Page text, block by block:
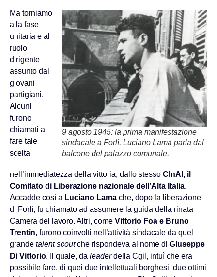
9 agosto 1945: la prima manifestazione
sindacale a Forlì. Luciano Lama parla dal
balcone del palazzo comunale.
Ma torniamo
alla fase
unitaria e al
ruolo
dirigente
assunto dai
giovani
partigiani.
Alcuni
furono
chiamati a
fare tale
scelta,
nell’immediatezza della vittoria, dallo stesso ClnAI, il
Comitato di Liberazione nazionale dell’Alta Italia.
Accadde così a Luciano Lama che, dopo la liberazione
di Forlì, fu chiamato ad assumere la guida della rinata
Camera del lavoro. Altri, come Vittorio Foa e Bruno
Trentin, furono coinvolti nell’attività sindacale da quel
grande talent scoutche rispondeva al nome di Giuseppe
Di Vittorio. Il quale, da leaderdella Cgil, intuì che era
possibile fare, di quei due intellettuali borghesi, due ottimi